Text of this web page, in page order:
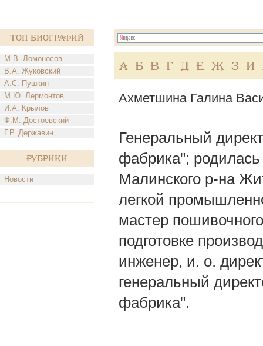
Топ Биографий
М.В. Ломоносов
В.А. Жуковский
А.С. Пушкин
М.Ю. Лермонтов
И.А. Крылов
Ф.М. Достоевский
Г.Р. Державин
Рубрики
Новости
А Б В Г Д Е Ж З И
Ахметшина Галина
Генеральный
фабрика";
Малинского р-на
легкой
мастер
подготовке
инженер, и. о.
генеральный
фабрика".